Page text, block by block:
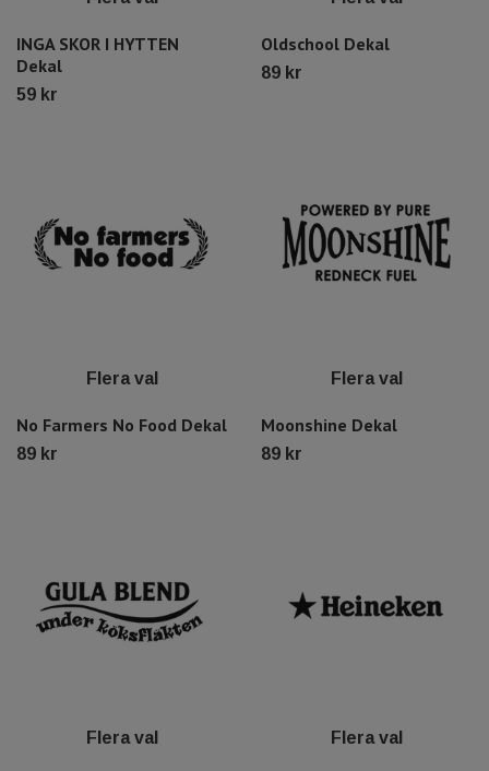
INGA SKOR I HYTTEN
Dekal
59 kr
Oldschool Dekal
89 kr
Flera val
No Farmers No Food Dekal
89 kr
Flera val
Moonshine Dekal
89 kr
Flera val Flera val